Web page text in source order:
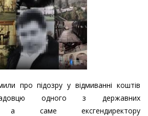
про підозру у відмиванні коштів
одного з державних
а саме ексгендиректору